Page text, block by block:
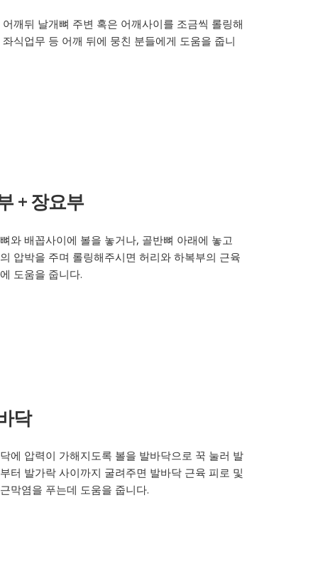
깨뒤 날개뼈 주변 혹은 어깨사이를 조금씩 롤링해
식업무 등 어깨 뒤에 뭉친 분들에게 도움을 줍니
+ 장요부
와 배꼽사이에 볼을 놓거나, 골반뼈 아래에 놓고
압박을 주며 롤링해주시면 허리와 하복부의 근육
도움을 줍니다.
닥
에 압력이 가해지도록 볼을 발바닥으로 꾹 눌러 발
터 발가락 사이까지 굴려주면 발바닥 근육 피로 및
막염을 푸는데 도움을 줍니다.